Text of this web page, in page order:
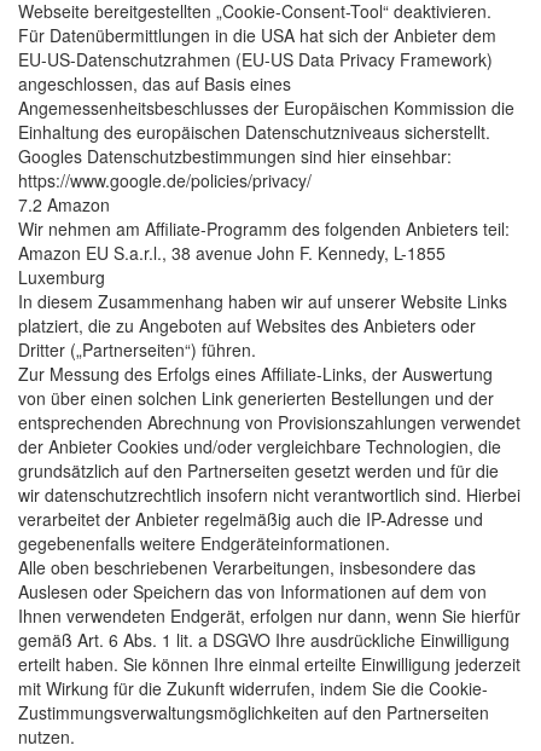
Webseite bereitgestellten „Cookie-Consent-Tool“ deaktivieren.
Für Datenübermittlungen in die USA hat sich der Anbieter dem
EU-US-Datenschutzrahmen (EU-US Data Privacy Framework)
angeschlossen, das auf Basis eines
Angemessenheitsbeschlusses der Europäischen Kommission die
Einhaltung des europäischen Datenschutzniveaus sicherstellt.
Googles Datenschutzbestimmungen sind hier einsehbar:
https://www.google.de/policies/privacy/
7.2 Amazon
Wir nehmen am Affiliate-Programm des folgenden Anbieters teil:
Amazon EU S.a.r.l., 38 avenue John F. Kennedy, L-1855
Luxemburg
In diesem Zusammenhang haben wir auf unserer Website Links
platziert, die zu Angeboten auf Websites des Anbieters oder
Dritter („Partnerseiten“) führen.
Zur Messung des Erfolgs eines Affiliate-Links, der Auswertung
von über einen solchen Link generierten Bestellungen und der
entsprechenden Abrechnung von Provisionszahlungen verwendet
der Anbieter Cookies und/oder vergleichbare Technologien, die
grundsätzlich auf den Partnerseiten gesetzt werden und für die
wir datenschutzrechtlich insofern nicht verantwortlich sind. Hierbei
verarbeitet der Anbieter regelmäßig auch die IP-Adresse und
gegebenenfalls weitere Endgeräteinformationen.
Alle oben beschriebenen Verarbeitungen, insbesondere das
Auslesen oder Speichern das von Informationen auf dem von
Ihnen verwendeten Endgerät, erfolgen nur dann, wenn Sie hierfür
gemäß Art. 6 Abs. 1 lit. a DSGVO Ihre ausdrückliche Einwilligung
erteilt haben. Sie können Ihre einmal erteilte Einwilligung jederzeit
mit Wirkung für die Zukunft widerrufen, indem Sie die Cookie-
Zustimmungsverwaltungsmöglichkeiten auf den Partnerseiten
nutzen.